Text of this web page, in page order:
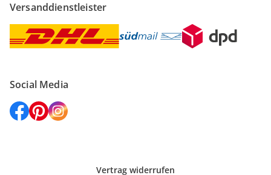
Versanddienstleister
Social Media
Vertrag widerrufen